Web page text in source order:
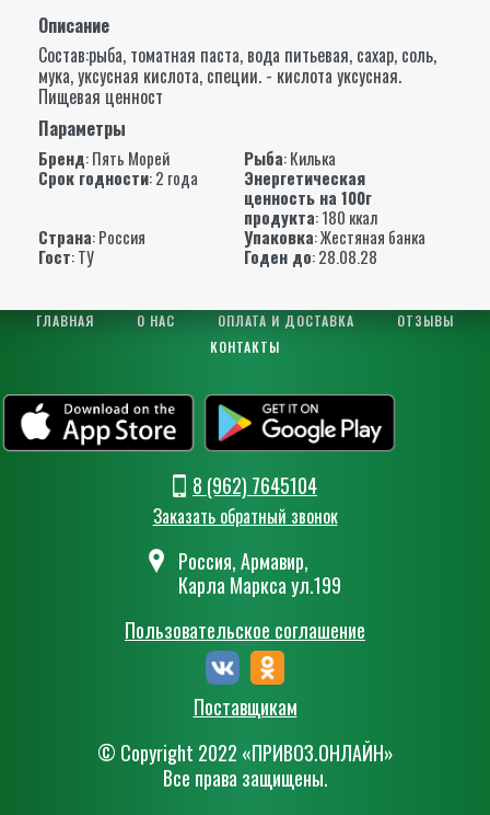
Описание
Состав:рыба, томатная паста, вода питьевая, сахар, соль,
мука, уксусная кислота, специи. - кислота уксусная.
Пищевая ценност
Параметры
Бренд:Пять Морей Рыба: Килька
Срок годности: 2 года
Энергетическая
ценность на 100г
продукта: 180 ккал
Страна: Россия Упаковка: Жестяная банка
Гост: ТУ Годен до: 28.08.28
ГЛАВНАЯ О НАС ОПЛАТА И ДОСТАВКА
ОТЗЫВЫ
КОНТАКТЫ
8 (962) 7645104
Заказать обратный звонок
Россия, Армавир,
Карла Маркса ул.199
Пользовательское соглашение
Поставщикам
© Сopyright 2022 «ПРИВОЗ.ОНЛАЙН»
Все права защищены.